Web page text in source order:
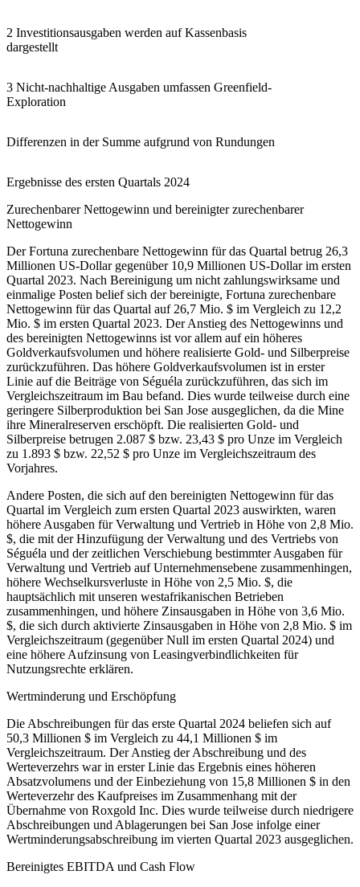
2 Investitionsausgaben werden auf Kassenbasis
dargestellt
3 Nicht-nachhaltige Ausgaben umfassen Greenfield-
Exploration
Differenzen in der Summe aufgrund von Rundungen
Ergebnisse des ersten Quartals 2024
Zurechenbarer Nettogewinn und bereinigter zurechenbarer
Nettogewinn
Der Fortuna zurechenbare Nettogewinn für das Quartal betrug 26,3
Millionen US-Dollar gegenüber 10,9 Millionen US-Dollar im ersten
Quartal 2023. Nach Bereinigung um nicht zahlungswirksame und
einmalige Posten belief sich der bereinigte, Fortuna zurechenbare
Nettogewinn für das Quartal auf 26,7 Mio. $ im Vergleich zu 12,2
Mio. $ im ersten Quartal 2023. Der Anstieg des Nettogewinns und
des bereinigten Nettogewinns ist vor allem auf ein höheres
Goldverkaufsvolumen und höhere realisierte Gold- und Silberpreise
zurückzuführen. Das höhere Goldverkaufsvolumen ist in erster
Linie auf die Beiträge von Séguéla zurückzuführen, das sich im
Vergleichszeitraum im Bau befand. Dies wurde teilweise durch eine
geringere Silberproduktion bei San Jose ausgeglichen, da die Mine
ihre Mineralreserven erschöpft. Die realisierten Gold- und
Silberpreise betrugen 2.087 $ bzw. 23,43 $ pro Unze im Vergleich
zu 1.893 $ bzw. 22,52 $ pro Unze im Vergleichszeitraum des
Vorjahres.
Andere Posten, die sich auf den bereinigten Nettogewinn für das
Quartal im Vergleich zum ersten Quartal 2023 auswirkten, waren
höhere Ausgaben für Verwaltung und Vertrieb in Höhe von 2,8 Mio.
$, die mit der Hinzufügung der Verwaltung und des Vertriebs von
Séguéla und der zeitlichen Verschiebung bestimmter Ausgaben für
Verwaltung und Vertrieb auf Unternehmensebene zusammenhingen,
höhere Wechselkursverluste in Höhe von 2,5 Mio. $, die
hauptsächlich mit unseren westafrikanischen Betrieben
zusammenhingen, und höhere Zinsausgaben in Höhe von 3,6 Mio.
$, die sich durch aktivierte Zinsausgaben in Höhe von 2,8 Mio. $ im
Vergleichszeitraum (gegenüber Null im ersten Quartal 2024) und
eine höhere Aufzinsung von Leasingverbindlichkeiten für
Nutzungsrechte erklären.
Wertminderung und Erschöpfung
Die Abschreibungen für das erste Quartal 2024 beliefen sich auf
50,3 Millionen $ im Vergleich zu 44,1 Millionen $ im
Vergleichszeitraum. Der Anstieg der Abschreibung und des
Werteverzehrs war in erster Linie das Ergebnis eines höheren
Absatzvolumens und der Einbeziehung von 15,8 Millionen $ in den
Werteverzehr des Kaufpreises im Zusammenhang mit der
Übernahme von Roxgold Inc. Dies wurde teilweise durch niedrigere
Abschreibungen und Ablagerungen bei San Jose infolge einer
Wertminderungsabschreibung im vierten Quartal 2023 ausgeglichen.
Bereinigtes EBITDA und Cash Flow